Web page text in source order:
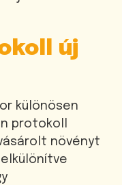
új
különösen
protokoll
növényt